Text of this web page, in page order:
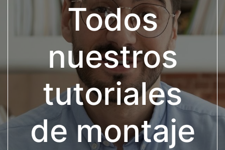
Todos
nuestros
tutoriales
de montaje